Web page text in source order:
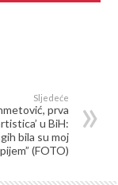
Sljedeće
prva
u BiH:
bila su moj
(FOTO)